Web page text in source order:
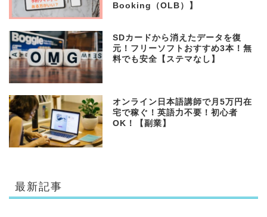
Booking（OLB）】
SDカードから消えたデータを復
元！フリーソフトおすすめ3本！無
料でも安全【ステマなし】
オンライン日本語講師で月5万円在
宅で稼ぐ！英語力不要！初心者
OK！【副業】
最新記事